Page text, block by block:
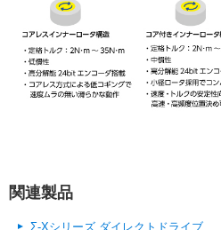
関連製品
Σ-Xシリーズ ダイレクトドライブ